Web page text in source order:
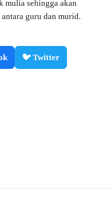
mulia sehingga akan
guru dan murid.
🐦 Twitter